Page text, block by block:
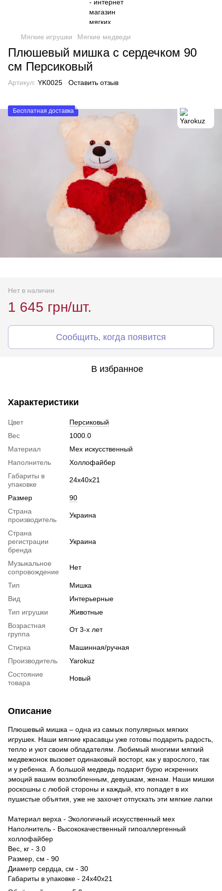
Мягкие игрушки Мягкие медведи
Плюшевый мишка с сердечком 90
см Персиковый
Артикул: YK0025 Оставить отзыв
Бесплатная доставка
Нет в наличии
1 645 грн/шт.
Сообщить, когда появится
В избранное
Характеристики
Цвет
Персиковый
Вес
1000.0
Материал
Мех искусственный
Наполнитель
Холлофайбер
Габариты в
упаковке
24х40х21
Размер
90
Страна
производитель
Украина
Страна
регистрации
бренда
Украина
Музыкальное
сопровождение
Нет
Тип
Мишка
Вид
Интерьерные
Тип игрушки
Животные
Возрастная
группа
От 3-х лет
Стирка
Машинная/ручная
Производитель
Yarokuz
Состояние
товара
Новый
Описание
Плюшевый мишка – одна из самых популярных мягких
игрушек. Наши мягкие красавцы уже готовы подарить радость,
тепло и уют своим обладателям. Любимый многими мягкий
медвежонок вызовет одинаковый восторг, как у взрослого, так
и у ребенка. А большой медведь подарит бурю искренних
эмоций вашим возлюбленным, девушкам, женам. Наши мишки
роскошны с любой стороны и каждый, кто попадет в их
пушистые объятия, уже не захочет отпускать эти мягкие лапки
Материал верха - Экологичный искусственный мех
Наполнитель - Высококачественный гипоаллергенный
холлофайбер
Вес, кг - 3.0
Размер, см - 90
Диаметр сердца, см - 30
Габариты в упаковке - 24х40х21